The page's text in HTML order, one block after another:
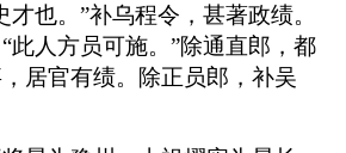
才也。”补乌程令，甚著政绩。
此人方员可施。”除通直郎，都
居官有绩。除正员郎，补吴